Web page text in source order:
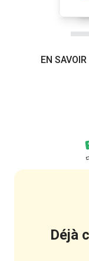
EN
Déjà